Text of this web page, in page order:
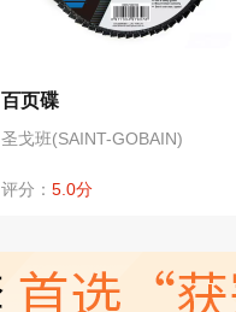
百页碟
圣戈班(SAINT-GOBAIN)
评分： 5.0分